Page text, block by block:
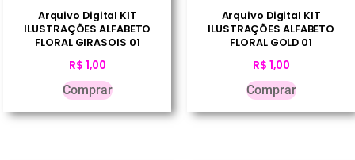
Arquivo Digital KIT
ILUSTRAÇÕES ALFABETO
FLORAL GIRASOIS 01
R$ 1,00
Comprar
Arquivo Digital KIT
ILUSTRAÇÕES ALFABETO
FLORAL GOLD 01
R$ 1,00
Comprar